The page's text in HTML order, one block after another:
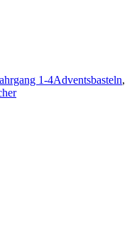
1-4Adventsbasteln,